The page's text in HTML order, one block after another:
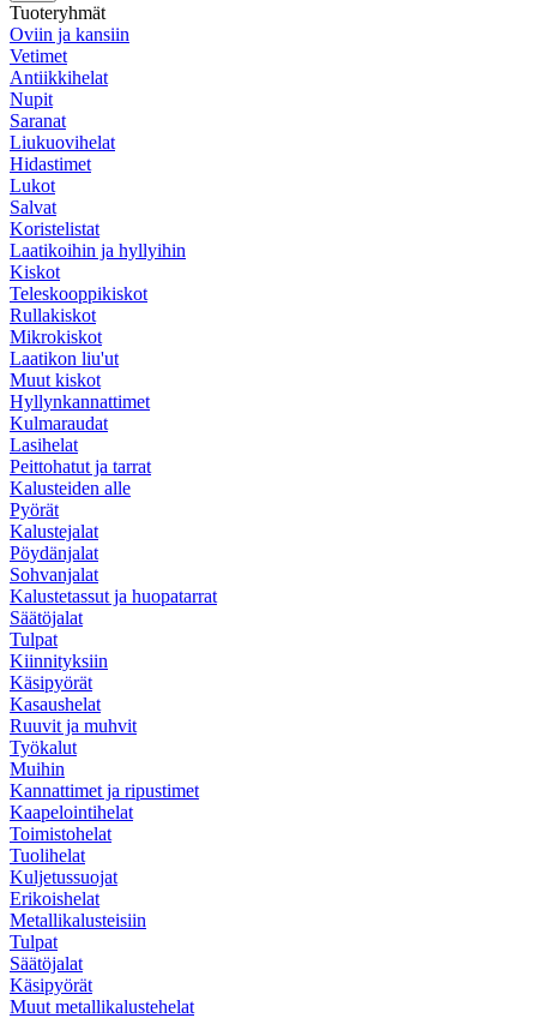
Tuoteryhmät
Oviin ja kansiin
Vetimet
Antiikkihelat
Nupit
Saranat
Liukuovihelat
Hidastimet
Lukot
Salvat
Koristelistat
Laatikoihin ja hyllyihin
Kiskot
Teleskooppikiskot
Rullakiskot
Mikrokiskot
Laatikon liu'ut
Muut kiskot
Hyllynkannattimet
Kulmaraudat
Lasihelat
Peittohatut ja tarrat
Kalusteiden alle
Pyörät
Kalustejalat
Pöydänjalat
Sohvanjalat
Kalustetassut ja huopatarrat
Säätöjalat
Tulpat
Kiinnityksiin
Käsipyörät
Kasaushelat
Ruuvit ja muhvit
Työkalut
Muihin
Kannattimet ja ripustimet
Kaapelointihelat
Toimistohelat
Tuolihelat
Kuljetussuojat
Erikoishelat
Metallikalusteisiin
Tulpat
Säätöjalat
Käsipyörät
Muut metallikalustehelat